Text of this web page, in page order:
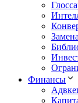
Финансы